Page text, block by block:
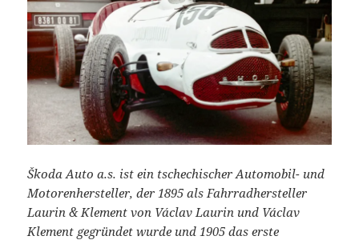
Škoda Auto a.s. ist ein tschechischer Automobil- und
Motorenhersteller, der 1895 als Fahrradhersteller
Laurin & Klement von Václav Laurin und Václav
Klement gegründet wurde und 1905 das erste